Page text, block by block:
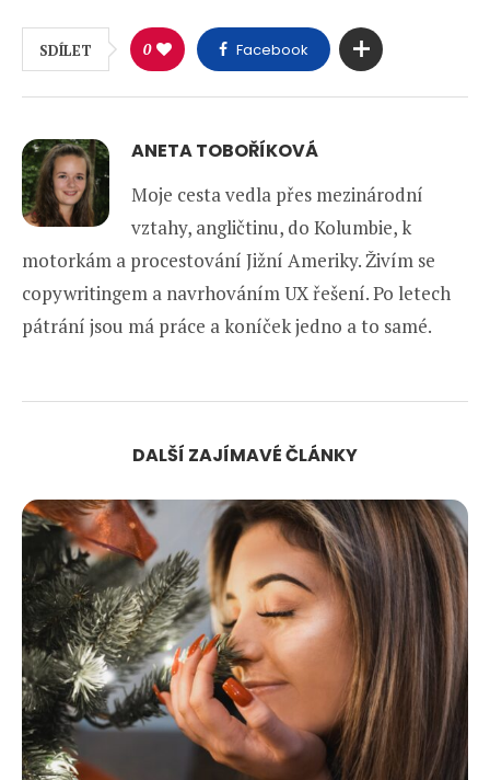
SDÍLET 0 Facebook
ANETA TOBOŘÍKOVÁ
Moje cesta vedla přes mezinárodní
vztahy, angličtinu, do Kolumbie, k
motorkám a procestování Jižní Ameriky. Živím se
copywritingem a navrhováním UX řešení. Po letech
pátrání jsou má práce a koníček jedno a to samé.
DALŠÍ ZAJÍMAVÉ ČLÁNKY